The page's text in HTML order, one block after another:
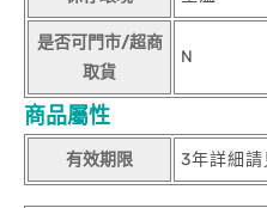
是否可門市/超商
取貨
N
商品屬性
有效期限 3年詳細請